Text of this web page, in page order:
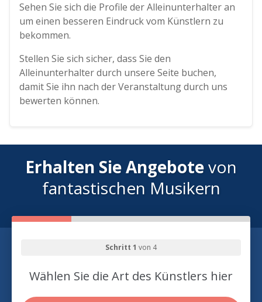
Sehen Sie sich die Profile der Alleinunterhalter an
um einen besseren Eindruck vom Künstlern zu
bekommen.
Stellen Sie sich sicher, dass Sie den
Alleinunterhalter durch unsere Seite buchen,
damit Sie ihn nach der Veranstaltung durch uns
bewerten können.
Erhalten Sie Angebotevon
fantastischen Musikern
Schritt 1 von 4
Wählen Sie die Art des Künstlers hier